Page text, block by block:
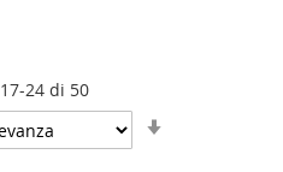
17-24di 50